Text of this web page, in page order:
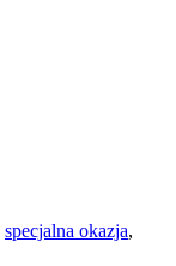
specjalna okazja,